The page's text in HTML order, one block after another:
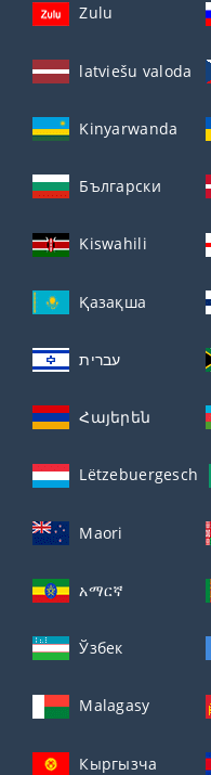
Zulu
latviešu valoda
Kinyarwanda
Български
Kiswahili
Қазақша
עברית
Հայերեն
Lëtzebuergesch
Maori
አማርኛ
Ўзбек
Malagasy
Кыргызча